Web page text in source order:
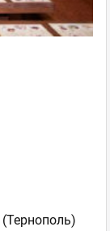
(Тернополь)